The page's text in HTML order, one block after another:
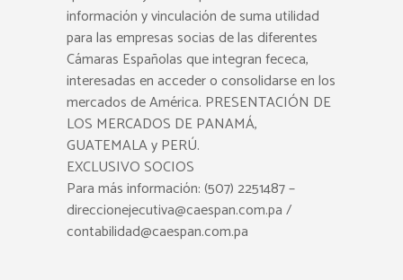
información y vinculación de suma utilidad
para las empresas socias de las diferentes
Cámaras Españolas que integran fececa,
interesadas en acceder o consolidarse en los
mercados de América. PRESENTACIÓN DE
LOS MERCADOS DE PANAMÁ,
GUATEMALA y PERÚ.
EXCLUSIVO SOCIOS
Para más información: (507) 2251487 –
direccionejecutiva@caespan.com.pa /
contabilidad@caespan.com.pa